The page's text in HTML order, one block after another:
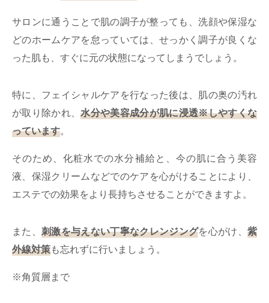
サロンに通うことで肌の調子が整っても、​​洗顔や保湿な
どのホームケアを怠っていては、せっかく調子が良くな
った肌も、すぐに元の状態になってしまうでしょう。
特に、フェイシャルケアを​行なった後は、肌の奥の汚れ
が取り除かれ、水分や美容成分が肌に浸透※しやすくな
っています。
そのため、化粧水での水分補給と、今の肌に合う美容
液、保湿クリームなどでのケアを心がけることにより、
エステでの効果をより長持ちさせることができますよ。
また、 刺激を与えない丁寧なクレンジングを心がけ、紫
外線対策も忘れずに行いましょう。
※角質層まで